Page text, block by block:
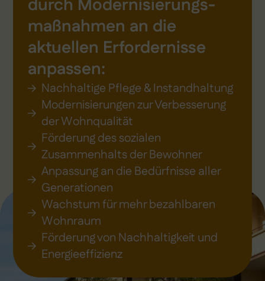
durch Modernisierungs­
maßnahmen an die
aktuellen Erfordernisse
anpassen:
Nachhaltige Pflege & Instandhaltung
Modernisierungen zur Verbesserung
der Wohnqualität
Förderung des sozialen
Zusammenhalts der Bewohner
Anpassung an die Bedürfnisse aller
Generationen
Wachstum für mehr bezahlbaren
Wohnraum
Förderung von Nachhaltigkeit und
Energieeffizienz